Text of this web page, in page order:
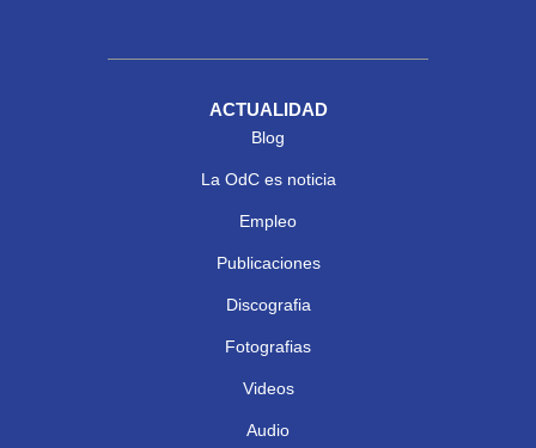
ACTUALIDAD
Blog
La OdC es noticia
Empleo
Publicaciones
Discografia
Fotografias
Videos
Audio